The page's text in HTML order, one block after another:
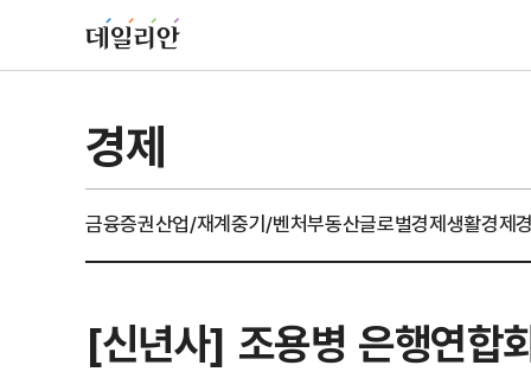
경제
금융증권산업/재계중기/벤처부동산글로벌경제생활경제
[신년사] 조용병 은행연합